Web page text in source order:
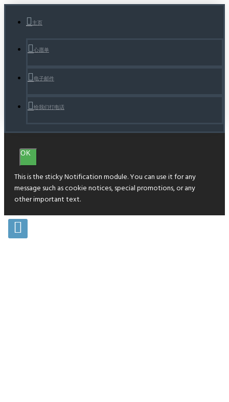
主页
心愿单
电子邮件
给我们打电话
OK
This is the sticky Notification module. You can use it for any
message such as cookie notices, special promotions, or any
other important text.